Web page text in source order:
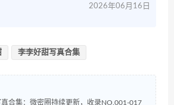
2026年06月16日
李李好甜写真合集
合集：微密圈持续更新，收录NO.001-017